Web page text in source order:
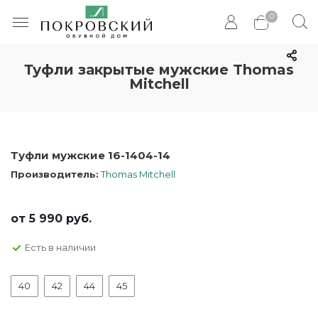
0
Туфли закрытые мужские Thomas
Mitchell
Туфли мужские 16-1404-14
Производитель: Thomas Mitchell
от5 990 руб.
Есть в наличии
40 42 44 45